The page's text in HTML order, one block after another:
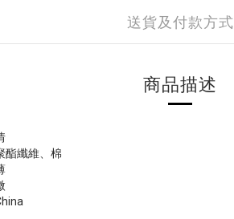
送貨及付款方式
商品描述
酯纖維、棉